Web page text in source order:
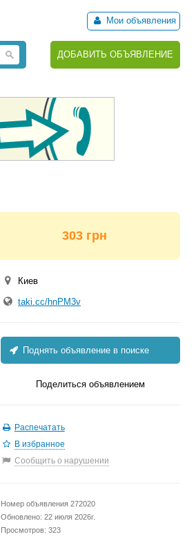
Мои объявления
ДОБАВИТЬ ОБЪЯВЛЕНИЕ
303 грн
Киев
taki.cc/hnPM3v
Поднять объявление в поиске
Поделиться объявлением
Распечатать
В избранное
Сообщить о нарушении
Номер объявления 272020
Обновлено: 22 июля 2026г.
Просмотров: 323